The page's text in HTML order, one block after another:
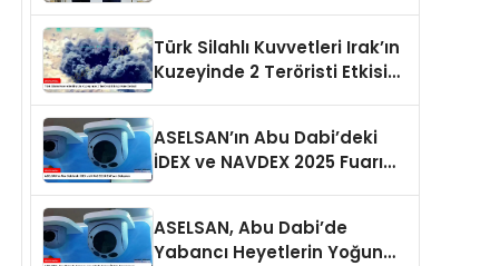
Türk Silahlı Kuvvetleri Irak’ın
Kuzeyinde 2 Teröristi Etkisiz
ASELSAN’ın Abu Dabi’deki
İDEX ve NAVDEX 2025 Fuarı
ASELSAN, Abu Dabi’de
Yabancı Heyetlerin Yoğun